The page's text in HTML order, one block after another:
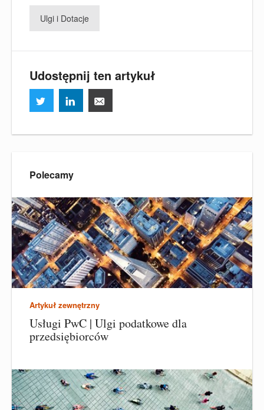
Ulgi i Dotacje
Udostępnij ten artykuł
Polecamy
Artykuł zewnętrzny
Usługi PwC | Ulgi podatkowe dla
przedsiębiorców